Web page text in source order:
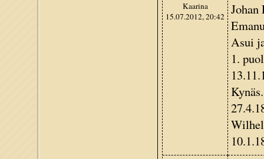
Kaarina
15.07.2012, 20:42
Asui
1.